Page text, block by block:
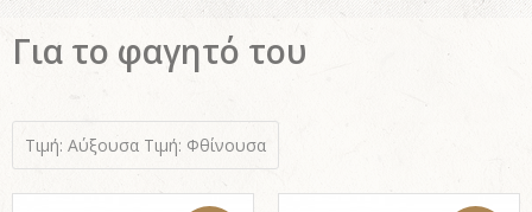
Για το φαγητό του
Τιμή: Αύξουσα Τιμή: Φθίνουσα